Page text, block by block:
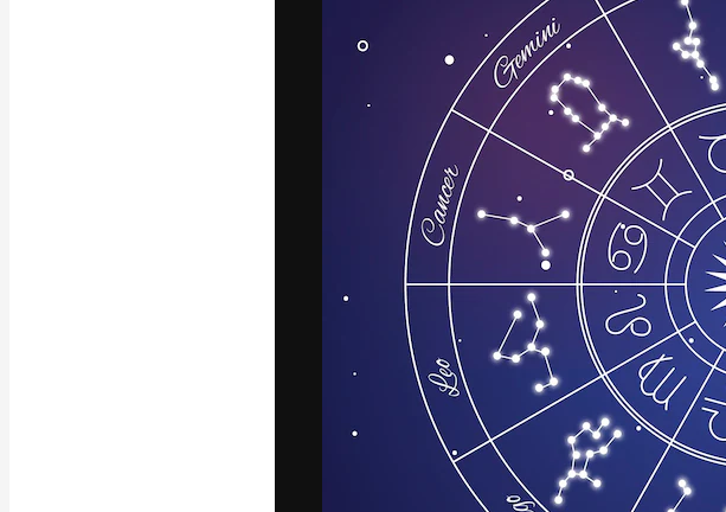
En iyi işlerini yöneteceğin yaratıcı platform.
Kreatif ekipler, işletmeler, ajanslar ve
stüdyolar genelinde 1 milyondan fazla
abone.
Türkçe
Copyright © 2010- 2026Freepik Company S.L.U.